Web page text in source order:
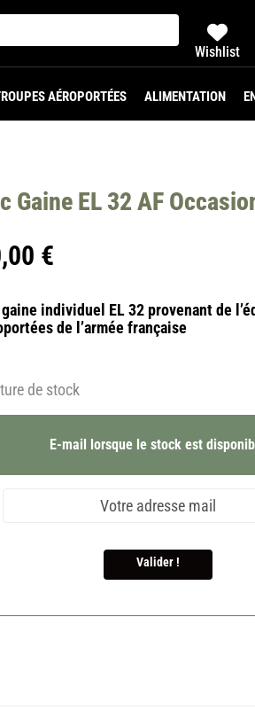
Wishlist
AÉROPORTÉES ALIMENTATION
Gaine EL 32 AF
€
gaine individuel EL 32 provenant de
de l’armée française
de stock
E-mail lorsque le stock est
Valider !